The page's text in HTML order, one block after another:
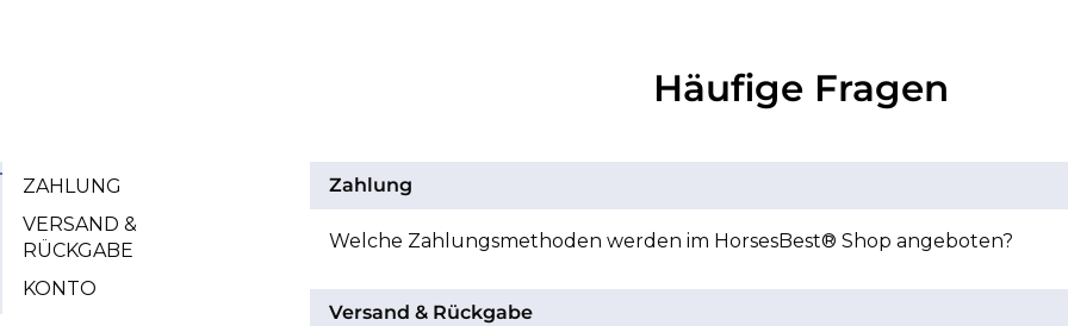
Häufige Fragen
ZAHLUNG
VERSAND &
RÜCKGABE
KONTO
Zahlung
Welche Zahlungsmethoden werden im HorsesBest® Shop angeboten?
Versand & Rückgabe